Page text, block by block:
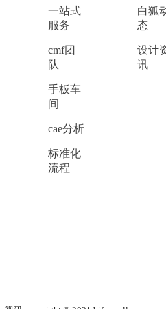
一站式
服务
cmf团
队
手板车
间
cae分析
标准化
流程
白狐
态
设计
讯